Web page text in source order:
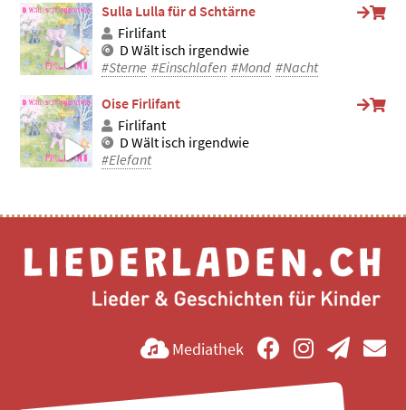
Sulla Lulla für d Schtärne
Firlifant
D Wält isch irgendwie
#Sterne #Einschlafen #Mond #Nacht
Oise Firlifant
Firlifant
D Wält isch irgendwie
#Elefant
Mediathek